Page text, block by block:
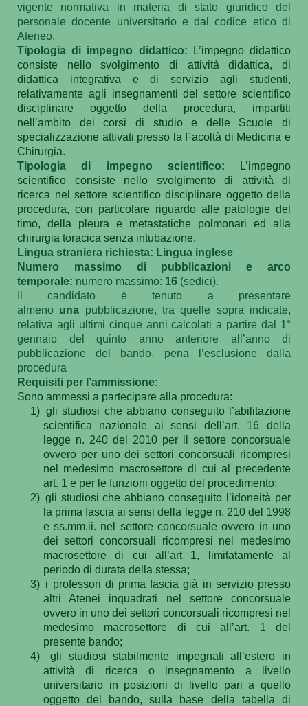
vigente normativa in materia di stato giuridico del
personale docente universitario e dal codice etico di
Ateneo.
Tipologia di impegno didattico:
L’impegno didattico
consiste nello svolgimento di attività didattica, di
didattica integrativa e di servizio agli studenti,
relativamente agli insegnamenti del settore scientifico
disciplinare oggetto della procedura, impartiti
nell’ambito dei corsi di studio e delle Scuole di
specializzazione attivati presso la Facoltà di Medicina e
Chirurgia.
Tipologia di impegno scientifico:
L’impegno
scientifico consiste nello svolgimento di attività di
ricerca nel settore scientifico disciplinare oggetto della
procedura, con particolare riguardo alle patologie del
timo, della pleura e metastatiche polmonari ed alla
chirurgia toracica senza intubazione.
Lingua straniera richiesta: Lingua inglese
Numero massimo di pubblicazioni e arco
temporale: numero massimo: 16 (sedici).
Il candidato è tenuto a presentare
almeno una pubblicazione, tra quelle sopra indicate,
relativa agli ultimi cinque anni calcolati a partire dal 1°
gennaio del quinto anno anteriore all’anno di
pubblicazione del bando, pena l’esclusione dalla
procedura
Requisiti per l’ammissione:
Sono ammessi a partecipare alla procedura:
1) gli studiosi che abbiano conseguito l’abilitazione
scientifica nazionale ai sensi dell’art. 16 della
legge n. 240 del 2010 per il settore concorsuale
ovvero per uno dei settori concorsuali ricompresi
nel medesimo macrosettore di cui al precedente
art. 1 e per le funzioni oggetto del procedimento;
2) gli studiosi che abbiano conseguito l’idoneità per
la prima fascia ai sensi della legge n. 210 del 1998
e ss.mm.ii. nel settore concorsuale ovvero in uno
dei settori concorsuali ricompresi nel medesimo
macrosettore di cui all’art 1, limitatamente al
periodo di durata della stessa;
3) i professori di prima fascia già in servizio presso
altri Atenei inquadrati nel settore concorsuale
ovvero in uno dei settori concorsuali ricompresi nel
medesimo macrosettore di cui all’art. 1 del
presente bando;
4)
gli studiosi stabilmente impegnati all’estero in
attività di ricerca o insegnamento a livello
universitario in posizioni di livello pari a quello
oggetto del bando, sulla base della tabella di